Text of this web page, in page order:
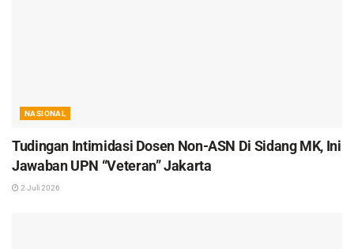
NASIONAL
Tudingan Intimidasi Dosen Non-ASN Di Sidang MK, Ini
Jawaban UPN “Veteran” Jakarta
2 Juli 2026